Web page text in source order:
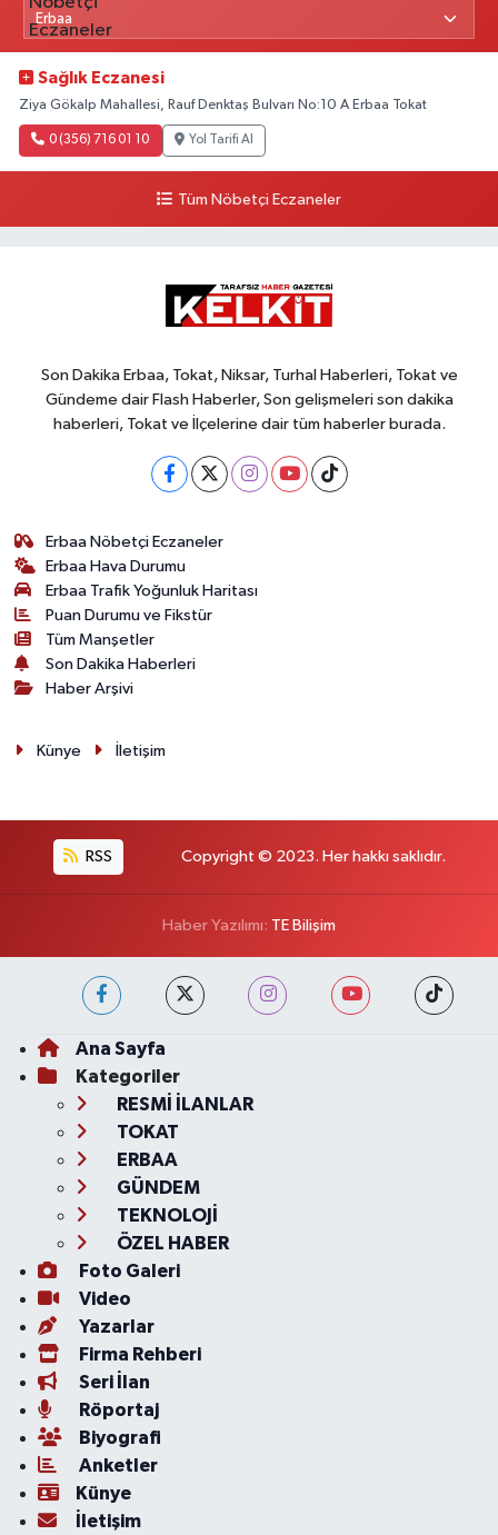
Sağlık Eczanesi
Ziya Gökalp Mahallesi, Rauf Denktaş Bulvarı No:10 A Erbaa Tokat
0 (356) 716 01 10 Yol Tarifi Al
Tüm Nöbetçi Eczaneler
Son Dakika Erbaa, Tokat, Niksar, Turhal Haberleri, Tokat ve
Gündeme dair Flash Haberler, Son gelişmeleri son dakika
haberleri, Tokat ve İlçelerine dair tüm haberler burada.
Erbaa Nöbetçi Eczaneler
Erbaa Hava Durumu
Erbaa Trafik Yoğunluk Haritası
Puan Durumu ve Fikstür
Tüm Manşetler
Son Dakika Haberleri
Haber Arşivi
Künye İletişim
RSS Copyright © 2023. Her hakkı saklıdır.
Haber Yazılımı: TE Bilişim
Ana Sayfa
Kategoriler
RESMİ İLANLAR
TOKAT
ERBAA
GÜNDEM
TEKNOLOJİ
ÖZEL HABER
Foto Galeri
Video
Yazarlar
Firma Rehberi
Seri İlan
Röportaj
Biyografi
Anketler
Künye
İletişim